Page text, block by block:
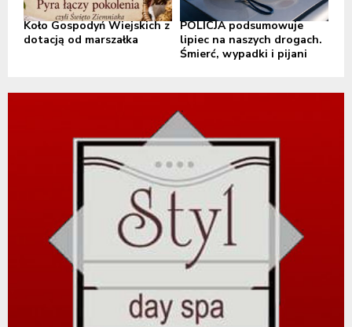
Koło Gospodyń Wiejskich z
dotacją od marszałka
POLICJA podsumowuje
lipiec na naszych drogach.
Śmierć, wypadki i pijani